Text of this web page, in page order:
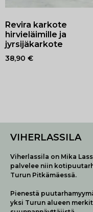
Revira karkote
hirvieläimille ja
jyrsijäkarkote
38,90 €
VIHERLASSILA
Viherlassila on Mika
palvelee niin
Turun Pitkämäessä.
Pienestä
yksi Turun alueen